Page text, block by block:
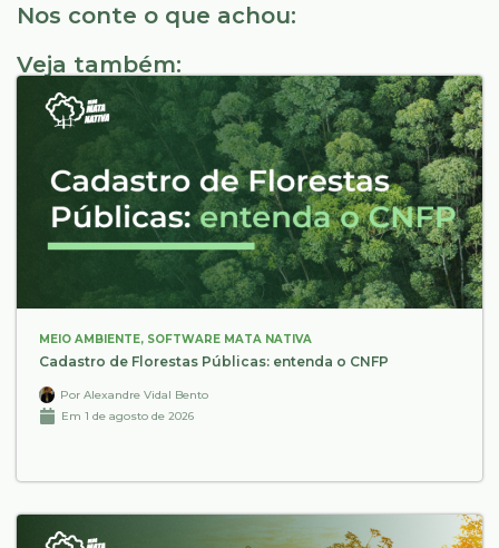
Nos conte o que achou:
Veja também:
MEIO AMBIENTE, SOFTWARE MATA NATIVA
Cadastro de Florestas Públicas: entenda o CNFP
Por Alexandre Vidal Bento
Em 1 de agosto de 2026